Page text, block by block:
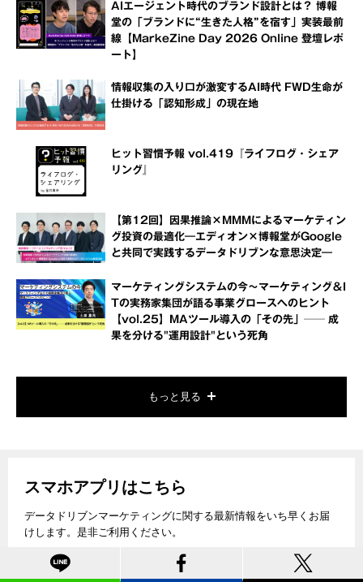
AIエージェント時代のブランド設計とは？ 博報
堂の「ブランドに“生きた人格”を宿す」実装最前
線【MarkeZine Day 2026 Online 登壇レポ
ート】
情報収集の入り口が激変するAI時代 FWD生命が
仕掛ける「認知形成」の現在地
ヒット習慣予報 vol.419『ライフログ・シェア
リング』
【第12回】因果推論×MMMによるマーケティン
グ投資の最適化―エディオン×博報堂がGoogle
と共同で実践するデータドリブンな意思決定―
マーケティングシステムの今～マーケティング＆I
Tの実務家集団が語る事業グロースへのヒント
【vol.25】MAツール導入の「その先」── 成
果を分ける"運用設計"という死角
もっと見る
スマホアプリはこちら
データドリブンマーケティングに関する最新情報をいち早くお届
けします。是非ご利用ください。